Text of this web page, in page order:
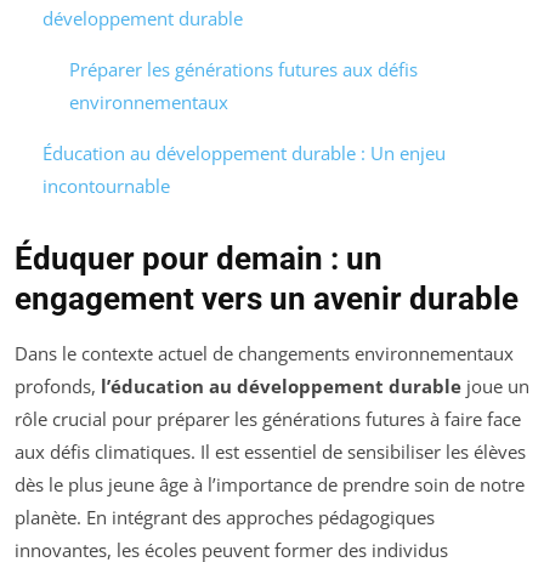
développement durable
Préparer les générations futures aux défis
environnementaux
Éducation au développement durable : Un enjeu
incontournable
Éduquer pour demain : un
engagement vers un avenir durable
Dans le contexte actuel de changements environnementaux
profonds, l’éducation au développement durable joue un
rôle crucial pour préparer les générations futures à faire face
aux défis climatiques. Il est essentiel de sensibiliser les élèves
dès le plus jeune âge à l’importance de prendre soin de notre
planète. En intégrant des approches pédagogiques
innovantes, les écoles peuvent former des individus